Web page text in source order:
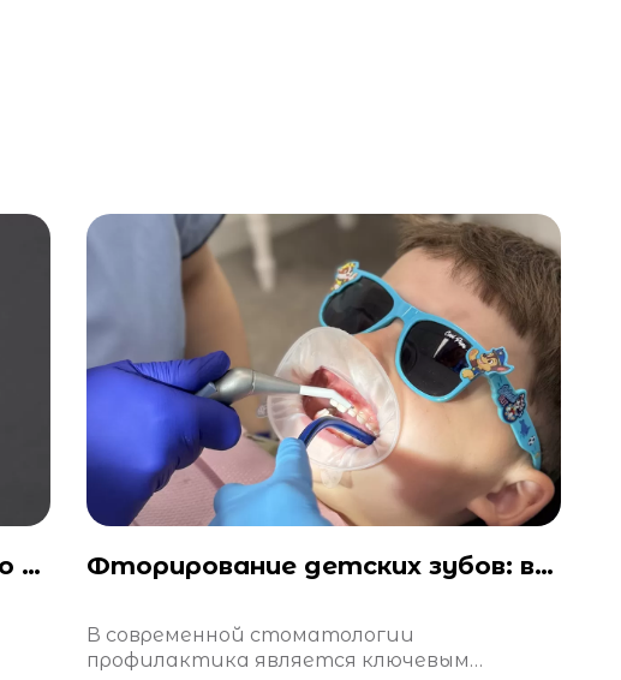
Появился флюс у ребенка – что делать? Фторирование детских зубов: вопросы и ответы
В современной стоматологии
профилактика является ключевым